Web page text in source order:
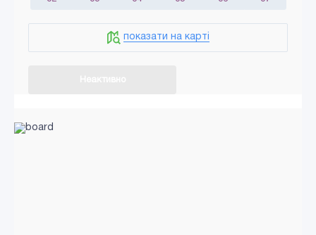
показати на карті